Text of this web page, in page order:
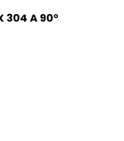
304 A 90°